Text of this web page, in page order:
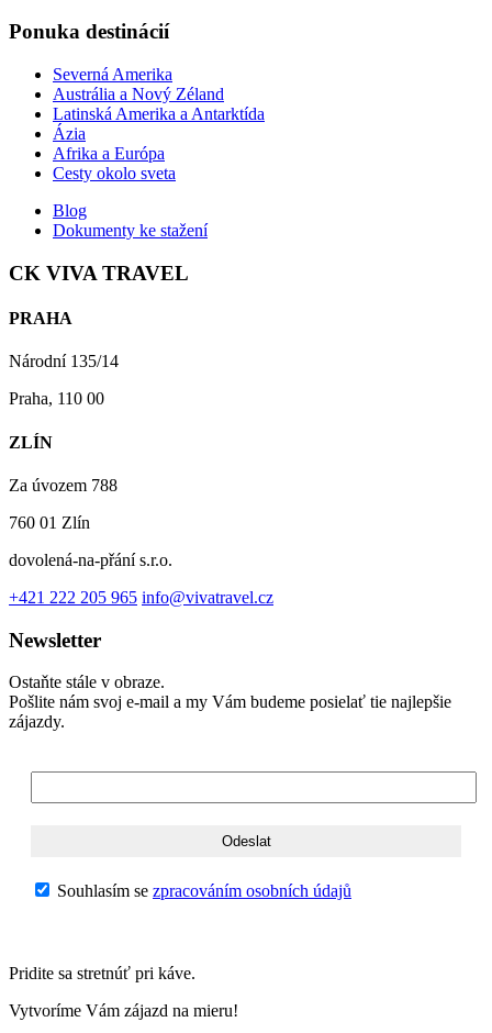
Ponuka destinácií
Severná Amerika
Austrália a Nový Zéland
Latinská Amerika a Antarktída
Ázia
Afrika a Európa
Cesty okolo sveta
Blog
Dokumenty ke stažení
CK VIVA TRAVEL
PRAHA
Národní 135/14
Praha, 110 00
ZLÍN
Za úvozem 788
760 01 Zlín
dovolená-na-přání s.r.o.
+421 222 205 965 info@vivatravel.cz
Newsletter
Ostaňte stále v obraze.
Pošlite nám svoj e-mail a my Vám budeme posielať tie najlepšie
zájazdy.
Souhlasím se zpracováním osobních údajů
Pridite sa stretnúť pri káve.
Vytvoríme Vám zájazd na mieru!